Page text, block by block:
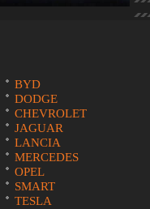
BYD
DODGE
CHEVROLET
JAGUAR
LANCIA
MERCEDES
OPEL
SMART
TESLA